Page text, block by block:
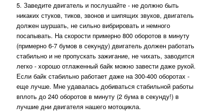
5. Заведите двигатель и послушайте - не должно быть
никаких стуков, тиков, звонов и шипящих звуков, двигатель
должен шуршать, не сильно вибрировать и немного
посапывать. На скорости примерно 800 оборотов в минуту
(примерно 6-7 бумов в секунду) двигатель должен работать
стабильно и не пропускать зажигание, не чихать, заводится
легко - хорошо отлаженный байк можно завести даже рукой.
Если байк стабильно работает даже на 300-400 оборотах -
еще лучше. Мне удавалась добиваться стабильной работы
вплоть до 240 оборотов в минуту (2 бума в секунду!) в
лучшие дни двигателя нашего мотоцикла.